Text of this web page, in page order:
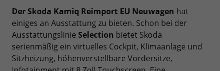
Der Skoda Kamiq Reimport EU Neuwagen hat
einiges an Ausstattung zu bieten. Schon bei der
Ausstattungslinie Selection bietet Skoda
serienmäßig ein virtuelles Cockpit, Klimaanlage und
Sitzheizung, höhenverstellbare Vordersitze,